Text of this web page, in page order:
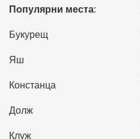
Популярни места:
Букурещ
Яш
Констанца
Долж
Клуж